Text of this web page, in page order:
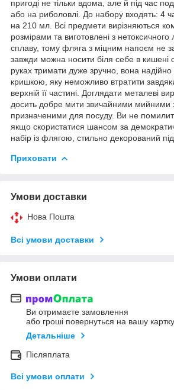
пригоді не тільки вдома, але й під час
або на риболовлі. До набору входять: 4
на 210 мл. Всі предмети вирізняються
розмірами та виготовлені з нетоксичного
сплаву, тому фляга з міцним напоєм не
завжди можна носити біля себе в кишені
руках тримати дуже зручно, вона надійно
кришкою, яку неможливо втратити
верхній її частині. Доглядати металеві
досить добре мити звичайними мийними
призначеними для посуду. Ви не
якщо скористатися шансом за
набір із флягою, стильно декорований
Приховати
Умови доставки
Нова Пошта
Всі умови доставки
Умови оплати
Ви отримаєте замовлення
або гроші повернуться на вашу картку
Детальніше
Післяплата
Всі умови оплати